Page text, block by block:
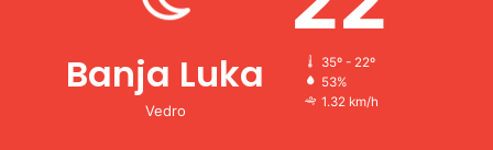
Banja Luka
Vedro
35º - 22º
53%
1.32 km/h